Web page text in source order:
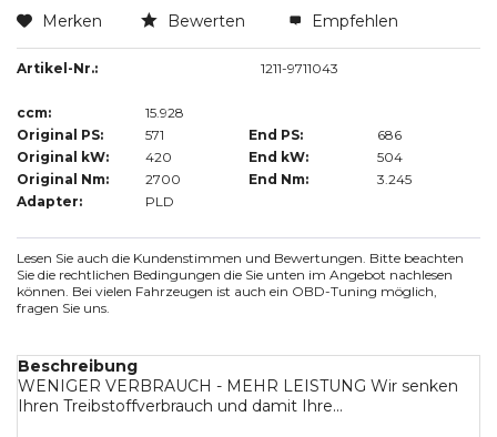
Merken Bewerten Empfehlen
Artikel-Nr.: 1211-9711043
ccm:
15.928
Original PS:
571 End PS:
686
Original kW:
420 End kW:
504
Original Nm:
2700 End Nm:
3.245
Adapter:
PLD
Lesen Sie auch die Kundenstimmen und Bewertungen. Bitte beachten
Sie die rechtlichen Bedingungen die Sie unten im Angebot nachlesen
können. Bei vielen Fahrzeugen ist auch ein OBD-Tuning möglich,
fragen Sie uns.
Beschreibung
WENIGER VERBRAUCH - MEHR LEISTUNG Wir senken
Ihren Treibstoffverbrauch und damit Ihre...